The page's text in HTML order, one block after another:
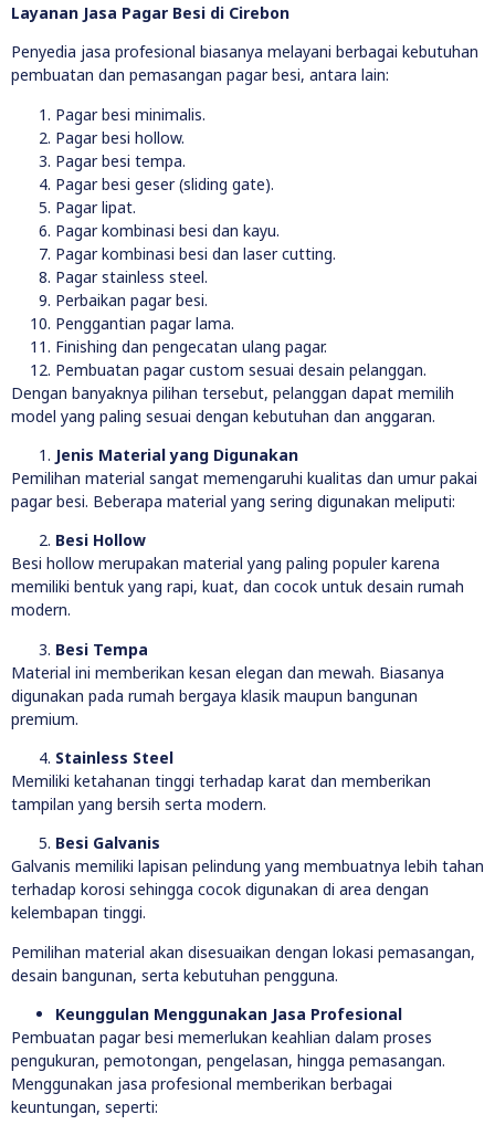
Layanan Jasa Pagar Besi di Cirebon
Penyedia jasa profesional biasanya melayani berbagai kebutuhan
pembuatan dan pemasangan pagar besi, antara lain:
Pagar besi minimalis.
Pagar besi hollow.
Pagar besi tempa.
Pagar besi geser (sliding gate).
Pagar lipat.
Pagar kombinasi besi dan kayu.
Pagar kombinasi besi dan laser cutting.
Pagar stainless steel.
Perbaikan pagar besi.
Penggantian pagar lama.
Finishing dan pengecatan ulang pagar.
Pembuatan pagar custom sesuai desain pelanggan.
Dengan banyaknya pilihan tersebut, pelanggan dapat memilih
model yang paling sesuai dengan kebutuhan dan anggaran.
Jenis Material yang Digunakan
Pemilihan material sangat memengaruhi kualitas dan umur pakai
pagar besi. Beberapa material yang sering digunakan meliputi:
Besi Hollow
Besi hollow merupakan material yang paling populer karena
memiliki bentuk yang rapi, kuat, dan cocok untuk desain rumah
modern.
Besi Tempa
Material ini memberikan kesan elegan dan mewah. Biasanya
digunakan pada rumah bergaya klasik maupun bangunan
premium.
Stainless Steel
Memiliki ketahanan tinggi terhadap karat dan memberikan
tampilan yang bersih serta modern.
Besi Galvanis
Galvanis memiliki lapisan pelindung yang membuatnya lebih tahan
terhadap korosi sehingga cocok digunakan di area dengan
kelembapan tinggi.
Pemilihan material akan disesuaikan dengan lokasi pemasangan,
desain bangunan, serta kebutuhan pengguna.
Keunggulan Menggunakan Jasa Profesional
Pembuatan pagar besi memerlukan keahlian dalam proses
pengukuran, pemotongan, pengelasan, hingga pemasangan.
Menggunakan jasa profesional memberikan berbagai
keuntungan, seperti: